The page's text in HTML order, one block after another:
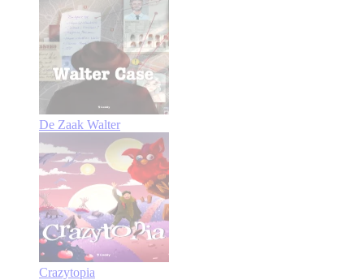
De Zaak Walter
Crazytopia